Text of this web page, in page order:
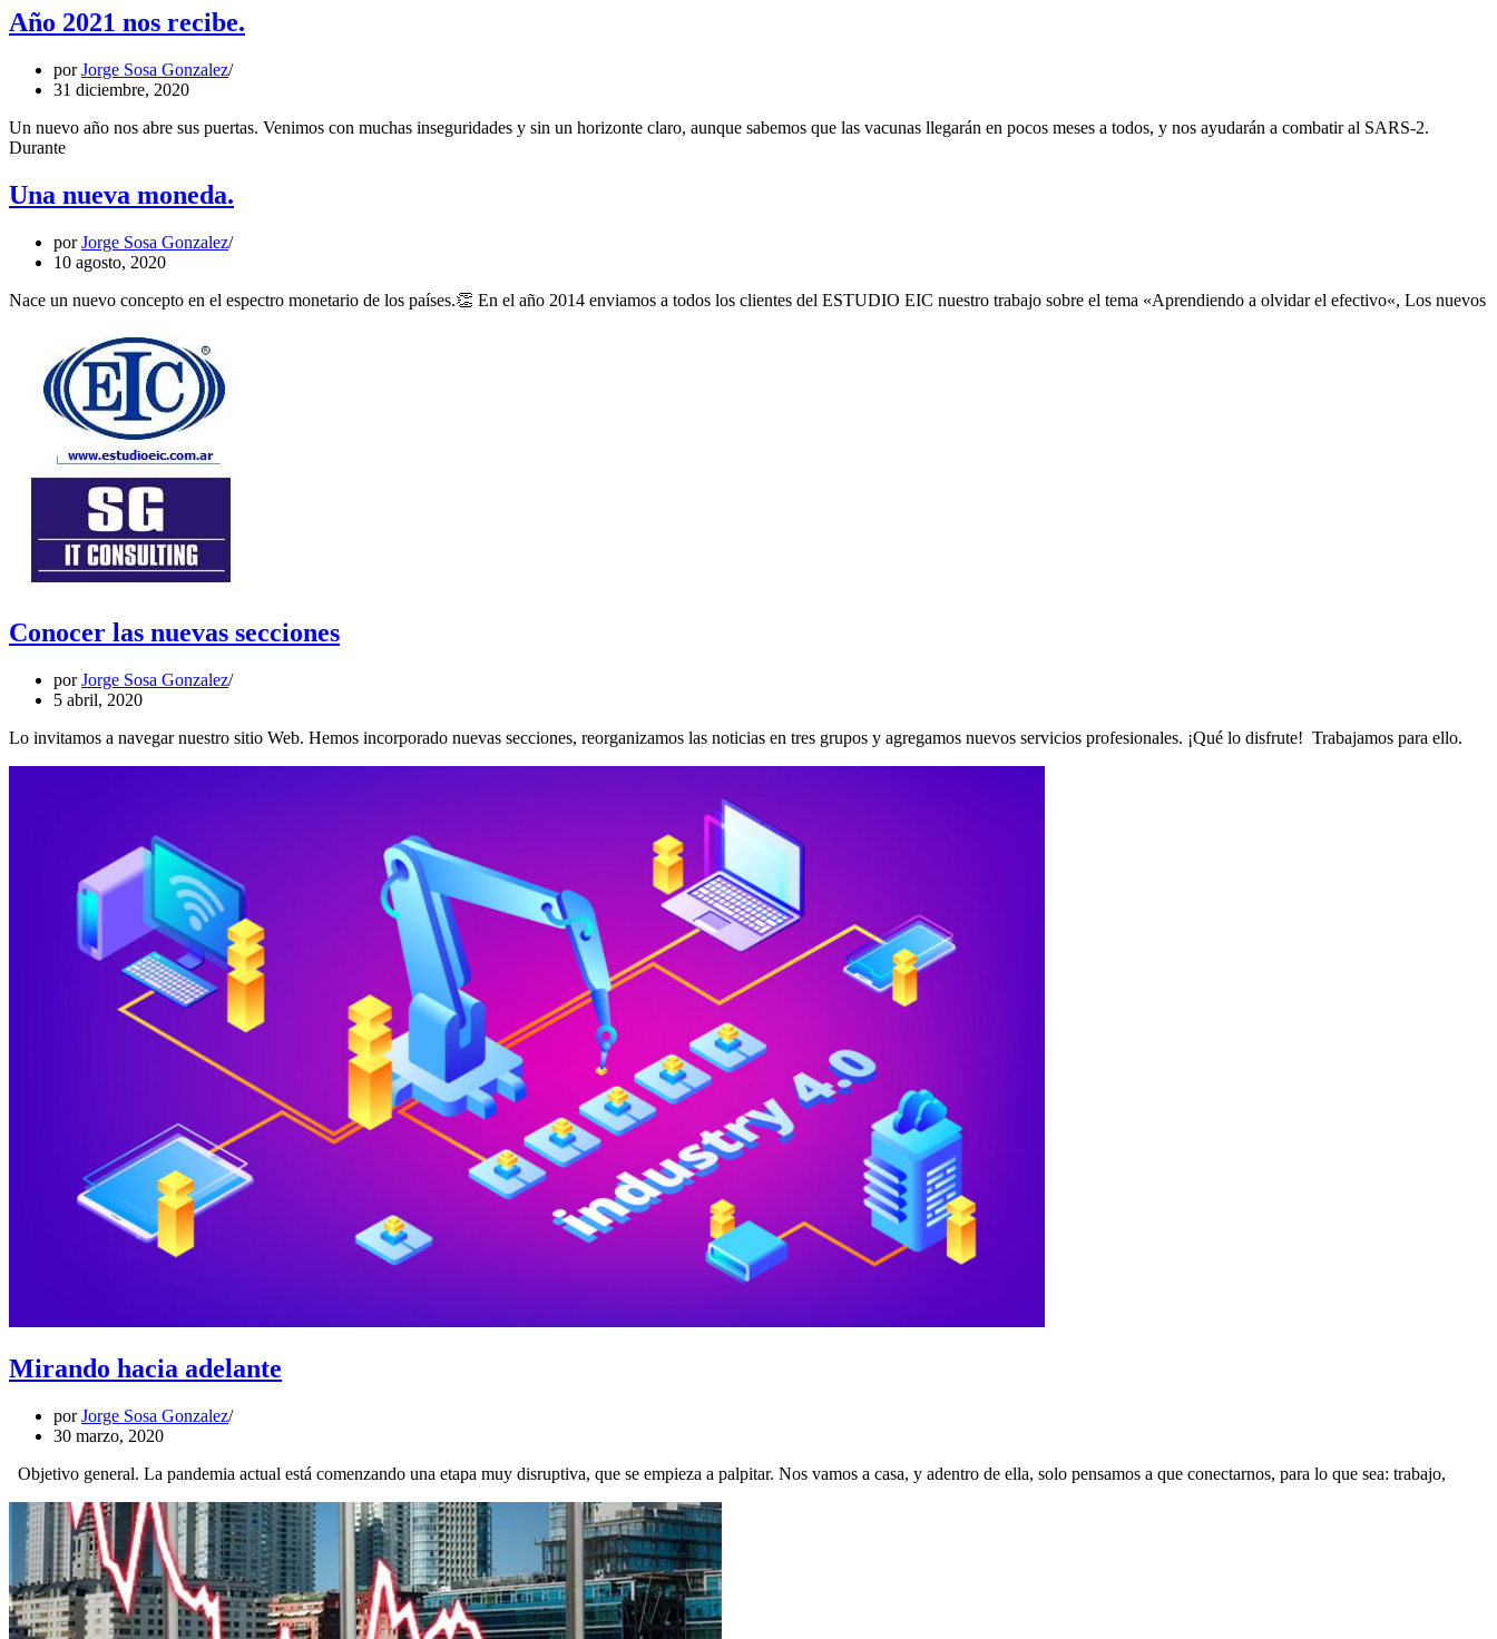
Año 2021 nos recibe.
porJorge Sosa Gonzalez
31 diciembre, 2020
Un nuevo año nos abre sus puertas. Venimos con muchas inseguridades y sin un horizonte claro, aunque sabemos que las vacunas llegarán en pocos meses a todos, y nos ayudarán a combatir al SARS-2.
DuranteAño
recibe.
Una nueva moneda.
porJorge Sosa Gonzalez
10 agosto, 2020
Nace un nuevo concepto en el espectro monetario de los países.👏 En el año 2014 enviamos a todos los clientes del ESTUDIO EIC nuestro trabajo sobre el tema «Aprendiendo a olvidar el efectivo«, Los nuevos
Conocer las nuevas secciones
porJorge Sosa Gonzalez
5 abril, 2020
Lo invitamos a navegar nuestro sitio Web. Hemos incorporado nuevas secciones, reorganizamos las noticias en tres grupos y agregamos nuevos servicios profesionales. ¡Qué lo disfrute! Trabajamos para ello.
Mirando hacia adelante
porJorge Sosa Gonzalez
30 marzo, 2020
Objetivo general. La pandemia actual está comenzando una etapa muy disruptiva, que se empieza a palpitar. Nos vamos a casa, y adentro de ella, solo pensamos a que conectarnos, para lo que sea: trabajo,